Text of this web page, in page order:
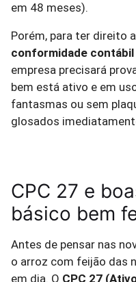
em 48 meses).
Porém, para ter direito
conformidade contábil
empresa precisará
bem está ativo e em
fantasmas ou sem
glosados
CPC 27 e
básico bem
Antes de pensar nas
o arroz com feijão das
em dia. O CPC 27